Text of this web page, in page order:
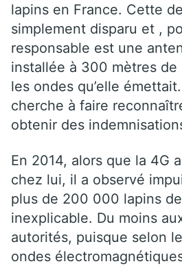
lapins en France. Cette
simplement disparu et ,
responsable est une
installée à 300 mètres
les ondes qu’elle
cherche à faire
obtenir des
En 2014, alors que la 4G
chez lui, il a observé
plus de 200 000 lapins
inexplicable. Du moins
autorités, puisque selon
ondes